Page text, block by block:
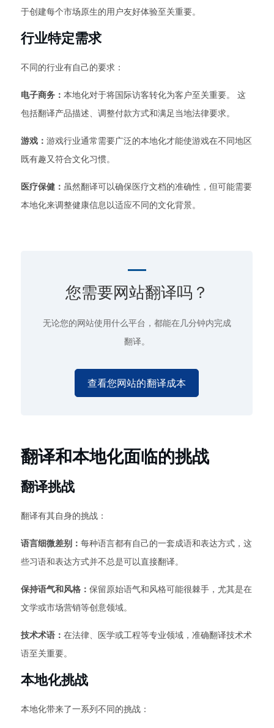
于创建每个市场原生的用户友好体验至关重要。
行业特定需求
不同的行业有自己的要求：
电子商务： 本地化对于将国际访客转化为客户至关重要。 这
包括翻译产品描述、调整付款方式和满足当地法律要求。
游戏： 游戏行业通常需要广泛的本地化才能使游戏在不同地区
既有趣又符合文化习惯。
医疗保健： 虽然翻译可以确保医疗文档的准确性，但可能需要
本地化来调整健康信息以适应不同的文化背景。
您需要网站翻译吗？
无论您的网站使用什么平台，都能在几分钟内完成
翻译。
查看您网站的翻译成本
翻译和本地化面临的挑战
翻译挑战
翻译有其自身的挑战：
语言细微差别： 每种语言都有自己的一套成语和表达方式，这
些习语和表达方式并不总是可以直接翻译。
保持语气和风格： 保留原始语气和风格可能很棘手，尤其是在
文学或市场营销等创意领域。
技术术语： 在法律、医学或工程等专业领域，准确翻译技术术
语至关重要。
本地化挑战
本地化带来了一系列不同的挑战：